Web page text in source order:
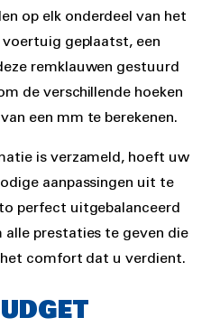
op elk onderdeel van het
geplaatst, een
remklauwen gestuurd
de verschillende hoeken
een mm te berekenen.
is verzameld, hoeft uw
aanpassingen uit te
perfect uitgebalanceerd
alle prestaties te geven die
het comfort dat u verdient.